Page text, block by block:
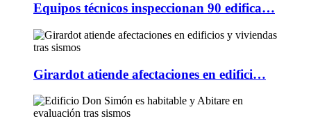
Equipos técnicos inspeccionan 90 edifica…
Girardot atiende afectaciones en edifici…